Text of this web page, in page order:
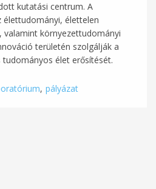
kutatási centrum. A
élettelen
környezettudományi
területén szolgálják a
élet erősítését.
pályázat